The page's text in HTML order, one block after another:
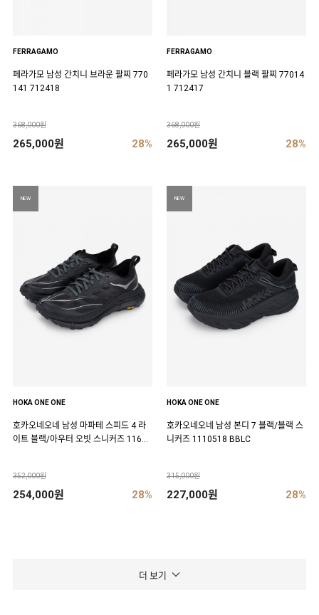
FERRAGAMO
페라가모 남성 간치니 브라운 팔찌 770
141 712418
368,000원
265,000원 28%
FERRAGAMO
페라가모 남성 간치니 블랙 팔찌 77014
1 712417
368,000원
265,000원 28%
NEW
HOKA ONE ONE
호카오네오네 남성 마파테 스피드 4 라
이트 블랙/아우터 오빗 스니커즈 11684
352,000원
254,000원 28%
NEW
HOKA ONE ONE
호카오네오네 남성 본디 7 블랙/블랙 스
니커즈 1110518 BBLC
315,000원
227,000원 28%
더 보기